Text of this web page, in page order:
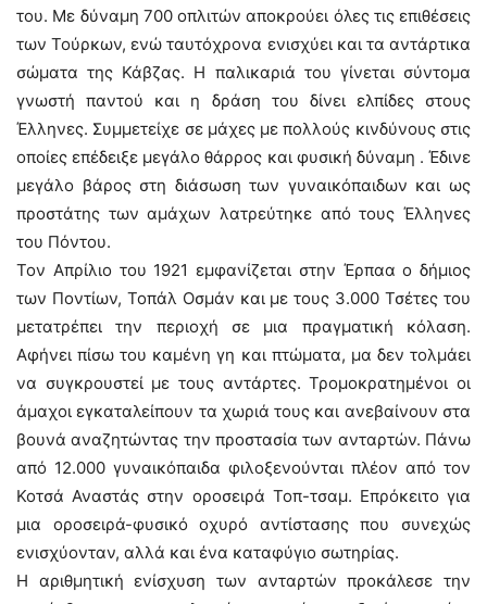
του. Με δύναμη 700 οπλιτών αποκρούει όλες τις επιθέσεις
των Τούρκων, ενώ ταυτόχρονα ενισχύει και τα αντάρτικα
σώματα της Κάβζας. Η παλικαριά του γίνεται σύντομα
γνωστή παντού και η δράση του δίνει ελπίδες στους
Έλληνες. Συμμετείχε σε μάχες με πολλούς κινδύνους στις
οποίες επέδειξε μεγάλο θάρρος και φυσική δύναμη . Έδινε
μεγάλο βάρος στη διάσωση των γυναικόπαιδων και ως
προστάτης των αμάχων λατρεύτηκε από τους Έλληνες
του Πόντου.
Τον Απρίλιο του 1921 εμφανίζεται στην Έρπαα ο δήμιος
των Ποντίων, Τοπάλ Οσμάν και με τους 3.000 Τσέτες του
μετατρέπει την περιοχή σε μια πραγματική κόλαση.
Αφήνει πίσω του καμένη γη και πτώματα, μα δεν τολμάει
να συγκρουστεί με τους αντάρτες. Τρομοκρατημένοι οι
άμαχοι εγκαταλείπουν τα χωριά τους και ανεβαίνουν στα
βουνά αναζητώντας την προστασία των ανταρτών. Πάνω
από 12.000 γυναικόπαιδα φιλοξενούνται πλέον από τον
Κοτσά Αναστάς στην οροσειρά Τοπ-τσαμ. Επρόκειτο για
μια οροσειρά-φυσικό οχυρό αντίστασης που συνεχώς
ενισχύονταν, αλλά και ένα καταφύγιο σωτηρίας.
Η αριθμητική ενίσχυση των ανταρτών προκάλεσε την